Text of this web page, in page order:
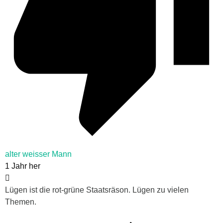
alter weisser Mann
1 Jahr her
Lügen ist die rot-grüne Staatsräson. Lügen zu vielen
Themen.